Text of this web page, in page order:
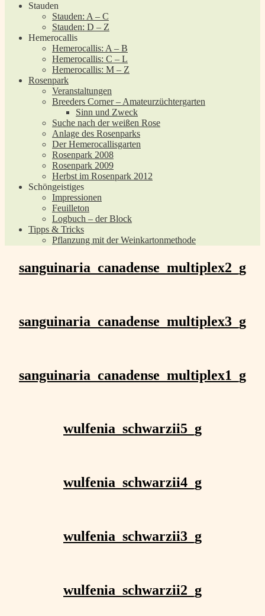
Stauden
Stauden: A – C
Stauden: D – Z
Hemerocallis
Hemerocallis: A – B
Hemerocallis: C – L
Hemerocallis: M – Z
Rosenpark
Veranstaltungen
Breeders Corner – Amateurzüchtergarten
Sinn und Zweck
Suche nach der weißen Rose
Anlage des Rosenparks
Der Hemerocallisgarten
Rosenpark 2008
Rosenpark 2009
Herbst im Rosenpark 2012
Schöngeistiges
Impressionen
Feuilleton
Logbuch – der Block
Tipps & Tricks
Pflanzung mit der Weinkartonmethode
sanguinaria_canadense_multiplex2_g
sanguinaria_canadense_multiplex3_g
sanguinaria_canadense_multiplex1_g
wulfenia_schwarzii5_g
wulfenia_schwarzii4_g
wulfenia_schwarzii3_g
wulfenia_schwarzii2_g